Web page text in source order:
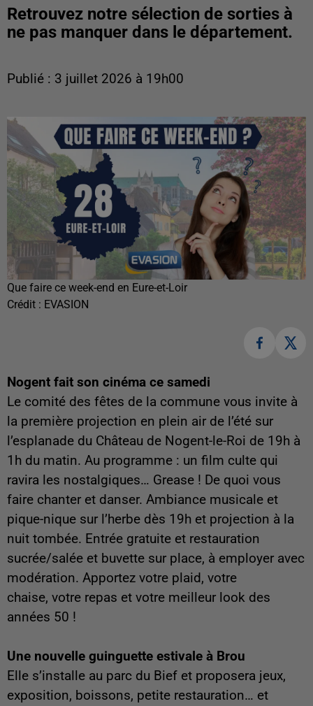
Retrouvez notre sélection de sorties à
ne pas manquer dans le département.
Publié : 3 juillet 2026 à 19h00
Que faire ce week-end en Eure-et-Loir
Crédit : EVASION
Nogent fait son cinéma ce samedi
Le comité des fêtes de la commune vous invite à
la première projection en plein air de l’été sur
l’esplanade du Château de Nogent-le-Roi de 19h à
1h du matin. Au programme : un film culte qui
ravira les nostalgiques… Grease ! De quoi vous
faire chanter et danser. Ambiance musicale et
pique-nique sur l’herbe dès 19h et projection à la
nuit tombée. Entrée gratuite et restauration
sucrée/salée et buvette sur place, à employer avec
modération. Apportez votre plaid, votre
chaise, votre repas et votre meilleur look des
années 50 !
Une nouvelle guinguette estivale à Brou
Elle s’installe au parc du Bief et proposera jeux,
exposition, boissons, petite restauration… et